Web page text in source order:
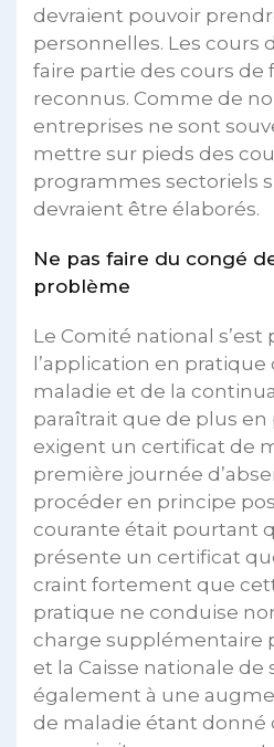
devraient pouvoir
personnelles. Les cours
faire partie des cours
reconnus. Comme de
entreprises ne sont
mettre sur pieds des
programmes sectoriels
devraient être élaborés.
Ne pas faire du congé
problème
Le Comité national
l’application en
maladie et de la
paraîtrait que de plus en
exigent un certificat de
première journée
procéder en principe
courante était pourtant
présente un certificat
craint fortement que
pratique ne conduise
charge supplémentaire
et la Caisse nationale de
également à une
de maladie étant donné